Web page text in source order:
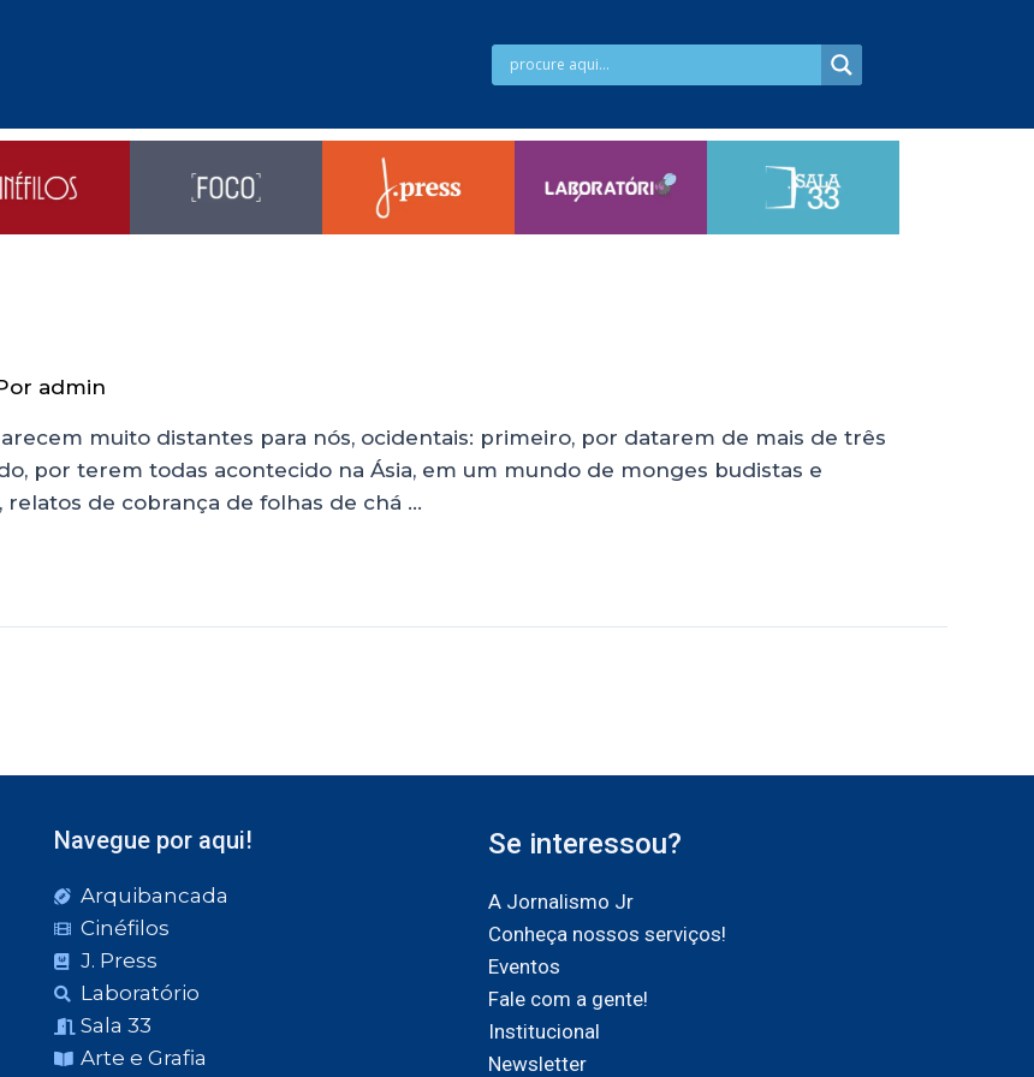
admin
muito distantes para nós, ocidentais: primeiro, por datarem de mais de três
por terem todas acontecido na Ásia, em um mundo de monges budistas e
de cobrança de folhas de chá …
Navegue por aqui!
Arquibancada
Cinéfilos
J. Press
Laboratório
Sala 33
Arte e Grafia
Se interessou?
A Jornalismo Jr
Conheça nossos serviços!
Eventos
Fale com a gente!
Institucional
Newsletter